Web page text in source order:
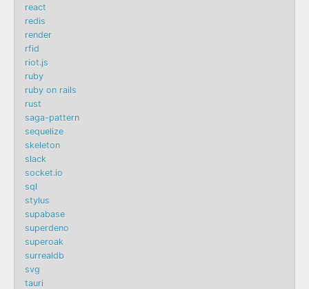
react
redis
render
rfid
riot.js
ruby
ruby on rails
rust
saga-pattern
sequelize
skeleton
slack
socket.io
sql
stylus
supabase
superdeno
superoak
surrealdb
svg
tauri